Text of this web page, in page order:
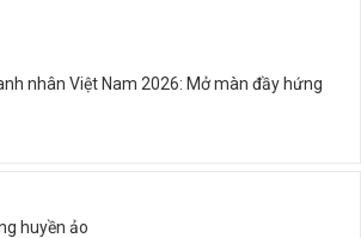
nhân Việt Nam 2026: Mở màn đầy hứng
huyền ảo